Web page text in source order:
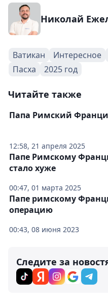
Николай
Ватикан Интересное
Пасха
2025 год
Читайте также
12:58, 21 апреля 2025
Папа Римский
00:47, 01 марта 2025
Папе Римскому
стало хуже
00:43, 08 июня 2023
Папе римскому
операцию
Следите за